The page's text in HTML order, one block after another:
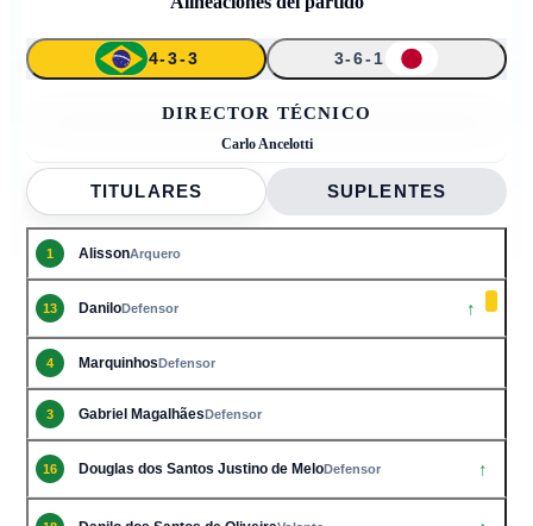
4-3-3 3-6-1
↑ ↑↑
↑
DIRECTOR TÉCNICO
Carlo Ancelotti
TITULARES SUPLENTES
1 AlissonArquero
13 DaniloDefensor ↑
4 MarquinhosDefensor
3 Gabriel MagalhãesDefensor
16 Douglas dos Santos Justino de MeloDefensor ↑